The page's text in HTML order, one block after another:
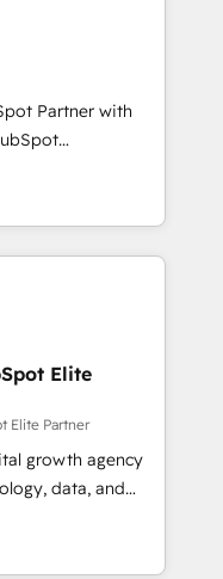
revenue
CRM and data
marketing,
FLAIR framework
consultancy,
technology to help
Partner with
platform
current HubSpot
Elite
Elite Partner
growth agency
data, and
Founded in
LATAM, and
in building